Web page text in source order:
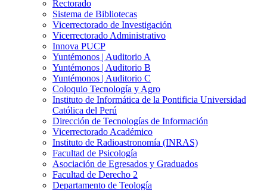
Rectorado
Sistema de Bibliotecas
Vicerrectorado de Investigación
Vicerrectorado Administrativo
Innova PUCP
Yuntémonos | Auditorio A
Yuntémonos | Auditorio B
Yuntémonos | Auditorio C
Coloquio Tecnología y Agro
Instituto de Informática de la Pontificia Universidad
Católica del Perú
Dirección de Tecnologías de Información
Vicerrectorado Académico
Instituto de Radioastronomía (INRAS)
Facultad de Psicología
Asociación de Egresados y Graduados
Facultad de Derecho 2
Departamento de Teología